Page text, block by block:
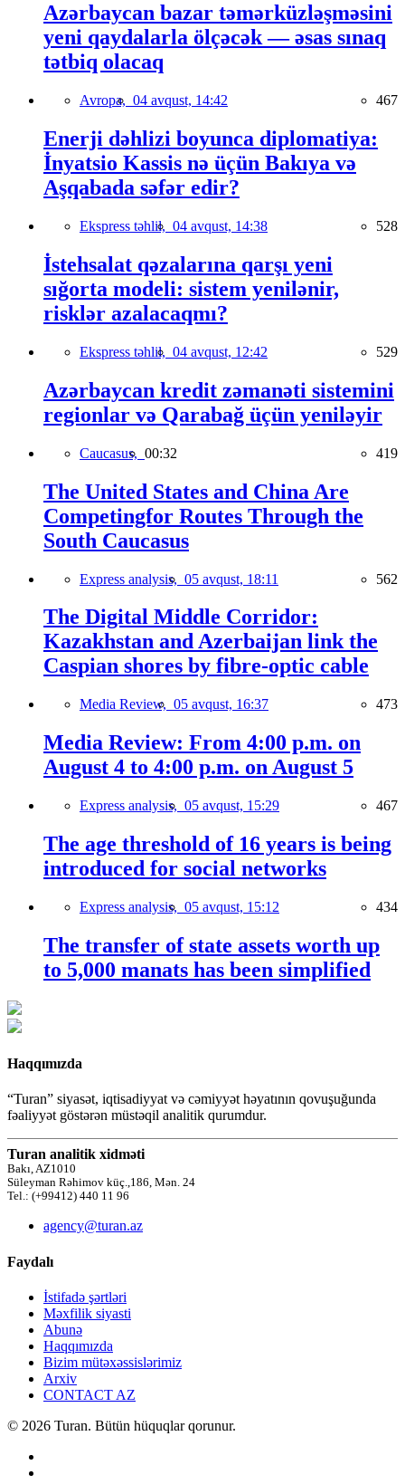
Azərbaycan bazar təmərküzləşməsini
yeni qaydalarla ölçəcək — əsas sınaq
tətbiq olacaq
Avropa, 04 avqust, 14:42 467
Enerji dəhlizi boyunca diplomatiya:
İnyatsio Kassis nə üçün Bakıya və
Aşqabada səfər edir?
Ekspress təhlil, 04 avqust, 14:38 528
İstehsalat qəzalarına qarşı yeni
sığorta modeli: sistem yenilənir,
risklər azalacaqmı?
Ekspress təhlil, 04 avqust, 12:42 529
Azərbaycan kredit zəmanəti sistemini
regionlar və Qarabağ üçün yeniləyir
Caucasus, 00:32 419
The United States and China Are
Competingfor Routes Through the
South Caucasus
Express analysis, 05 avqust, 18:11 562
The Digital Middle Corridor:
Kazakhstan and Azerbaijan link the
Caspian shores by fibre-optic cable
Media Review, 05 avqust, 16:37 473
Media Review: From 4:00 p.m. on
August 4 to 4:00 p.m. on August 5
Express analysis, 05 avqust, 15:29 467
The age threshold of 16 years is being
introduced for social networks
Express analysis, 05 avqust, 15:12 434
The transfer of state assets worth up
to 5,000 manats has been simplified
Haqqımızda
“Turan” siyasət, iqtisadiyyat və cəmiyyət həyatının qovuşuğunda
fəaliyyət göstərən müstəqil analitik qurumdur.
Turan analitik xidməti
Bakı, AZ1010
Süleyman Rəhimov küç.,186, Mən. 24
Tel.: (+99412) 440 11 96
agency@turan.az
Faydalı
İstifadə şərtləri
Məxfilik siyasti
Abunə
Haqqımızda
Bizim mütəxəssislərimiz
Arxiv
CONTACT AZ
© 2026 Turan. Bütün hüquqlar qorunur.